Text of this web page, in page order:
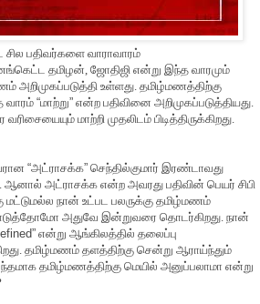
பதிவர்களை வாராவாரம்
தமிழன், ஜோதிஜி என்று இந்த வாரமும்
அறிமுகப்படுத்தி உள்ளது. தமிழ்மணத்திற்கு
வாரம் “மாற்று” என்ற பதிவினை அறிமுகப்படுத்தியது.
மாற்றி முதலிடம் பிடித்திருக்கிறது.
“அட்ராசக்க” செந்தில்குமார் இரண்டாவது
ஆனால் அட்ராசக்க என்ற அவரது பதிவின் பெயர் சிபி
நான் உட்பட பலருக்கு தமிழ்மணம்
அதுவே இன்றுவரை தொடர்கிறது. நான்
” என்று ஆங்கிலத்தில் தலைப்பு
தமிழ்மணம் தளத்திற்கு சென்று ஆராய்ந்தும்
தமிழ்மணத்திற்கு மெயில் அனுப்பலாமா என்று